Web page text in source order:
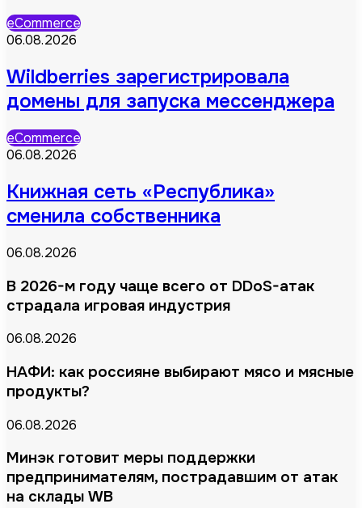
eCommerce
06.08.2026
Wildberries зарегистрировала
домены для запуска мессенджера
eCommerce
06.08.2026
Книжная сеть «Республика»
сменила собственника
06.08.2026
В 2026-м году чаще всего от DDoS-атак
страдала игровая индустрия
06.08.2026
НАФИ: как россияне выбирают мясо и мясные
продукты?
06.08.2026
Минэк готовит меры поддержки
предпринимателям, пострадавшим от атак
на склады WB